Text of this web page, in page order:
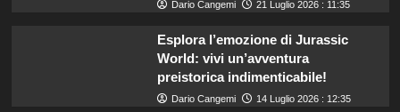
Dario Cangemi 21 Luglio 2026 : 11:35
Esplora l’emozione di Jurassic
World: vivi un’avventura
preistorica indimenticabile!
Dario Cangemi 14 Luglio 2026 : 12:35